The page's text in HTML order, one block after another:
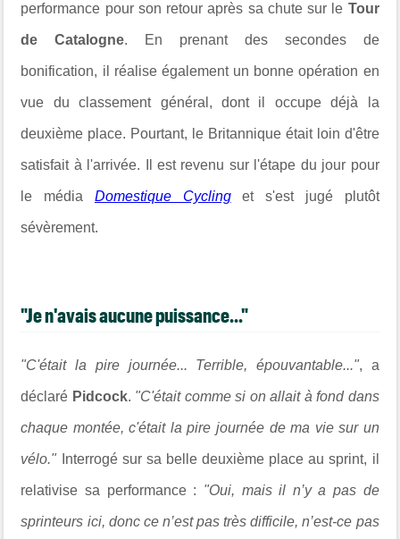
performance pour son retour après sa chute sur le Tour
de Catalogne. En prenant des secondes de
bonification, il réalise également un bonne opération en
vue du classement général, dont il occupe déjà la
deuxième place. Pourtant, le Britannique était loin d'être
satisfait à l'arrivée. Il est revenu sur l'étape du jour pour
le média Domestique Cyclinget s'est jugé plutôt
sévèrement.
"Je n'avais aucune puissance..."
"C'était la pire journée... Terrible, épouvantable...", a
déclaré Pidcock. "C'était comme si on allait à fond dans
chaque montée, c'était la pire journée de ma vie sur un
vélo." Interrogé sur sa belle deuxième place au sprint, il
relativise sa performance : "Oui, mais il n’y a pas de
sprinteurs ici, donc ce n’est pas très difficile, n’est-ce pas